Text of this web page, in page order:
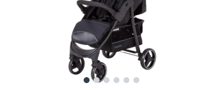
Slide1
Slide2
Slide3
Slide4
SlideSlide